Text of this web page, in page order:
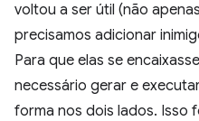
voltou a ser útil (não
precisamos adicionar
Para que elas se
necessário gerar e
forma nos dois lados. Isso